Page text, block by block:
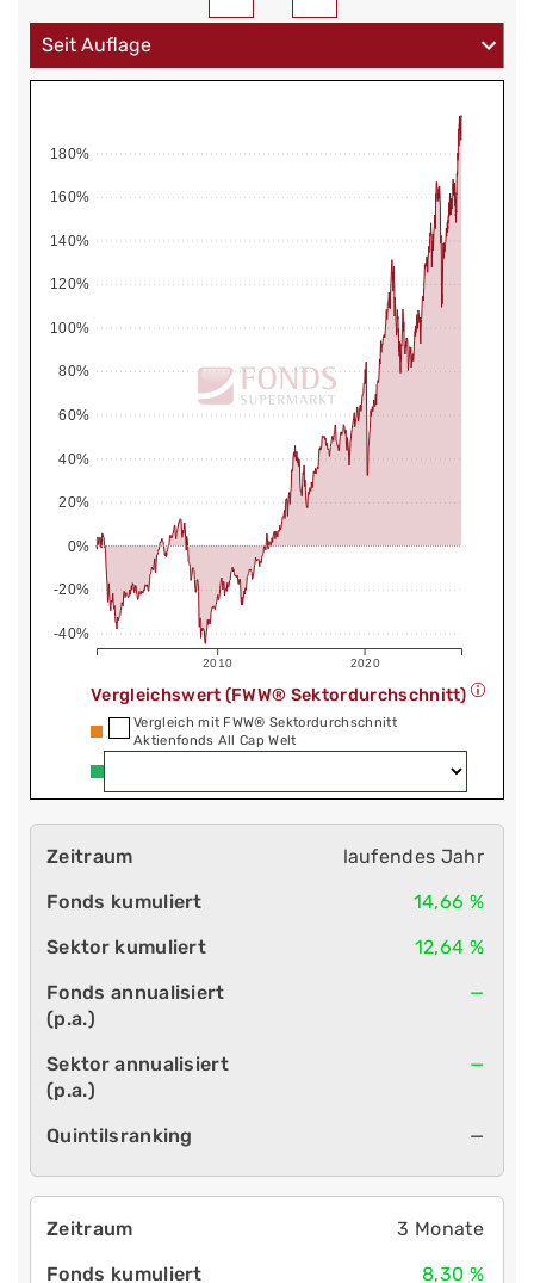
2010 2020
-40%
-20%
0%
20%
40%
60%
80%
100%
120%
140%
160%
180%
Vergleichswert (FWW® Sektordurchschnitt)
Vergleich mit FWW® Sektordurchschnitt
Aktienfonds All Cap Welt
laufendes Jahr
14,66 %
12,64 %
—
—
—
3 Monate
8,30 %